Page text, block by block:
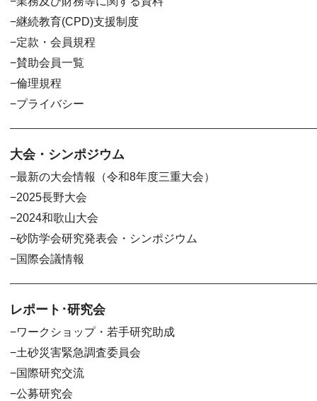
継続教育(CPD)支援制度
定款・会員規程
賛助会員一覧
倫理規程
プライバシー
大会・シンポジウム
最新の大会情報（令和8年度三重大会）
2025長野大会
2024和歌山大会
砂防学会研究発表会・シンポジウム
国際会議情報
レポート･研究会
ワークショップ・若手研究助成
土砂災害緊急調査委員会
国際研究交流
公募研究会